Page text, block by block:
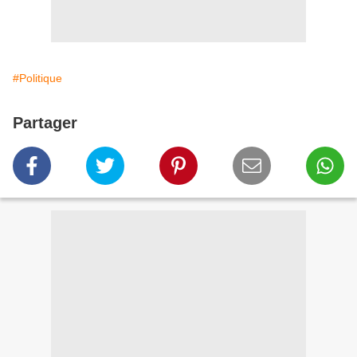
#Politique
Partager